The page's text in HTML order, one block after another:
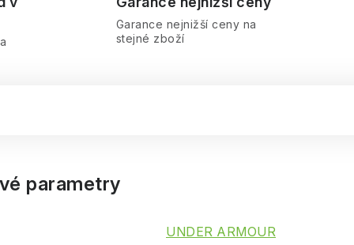
Garance nejnižší ceny na
stejné zboží
parametry
UNDER ARMOUR